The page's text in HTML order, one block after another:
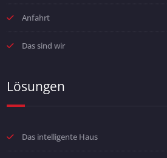
Anfahrt
Das sind wir
Lösungen
Das intelligente Haus